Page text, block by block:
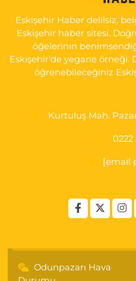
Eskişehir Haber delilsiz,
Eskişehir haber sitesi.
öğelerinin
Eskişehir'de yegane
öğrenebileceğiniz
Kurtuluş Mah.
0222
[email
Odunpazarı Hava